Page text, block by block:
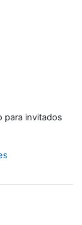
para invitados